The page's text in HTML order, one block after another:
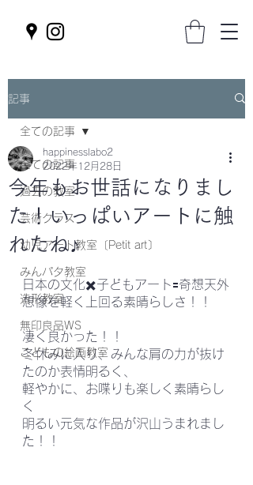
記事
全ての記事
過去の教室
芸術クラス
幼児アート教室〔Petit art〕
みんパタ教室
造形教室
無印良品WS
こどもの絵画教室
全ての記事
今年もお世話になりまし
た！いっぱいアートに触
れたね♪
happinesslabo2
2022年12月28日
日本の文化✖️子どもアート🟰奇想天外
想像を軽く上回る素晴らしさ！！
凄く良かった！！
冬休みに入り、みんな肩の力が抜け
たのか表情明るく、
軽やかに、お喋りも楽しく素晴らし
く
明るい元気な作品が沢山うまれまし
た！！